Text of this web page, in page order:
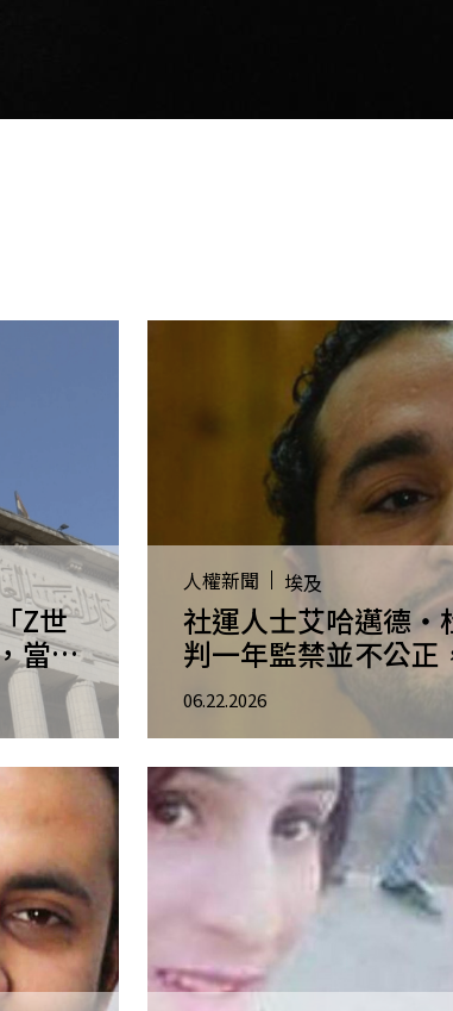
Z世
當局
人權新聞 埃及
社運人士艾哈邁德・
判一年監禁並不公正
及長期恣意監禁危機
性案例
06.22.2026